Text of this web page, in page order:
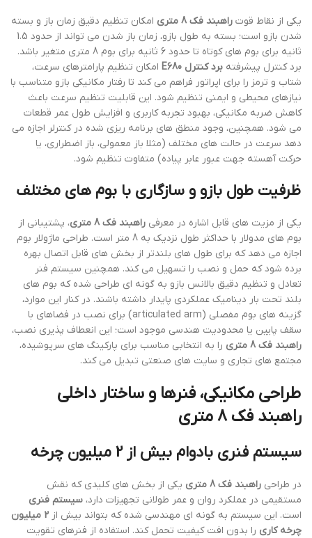
یکی از نقاط قوت راهبند فک 8 متری
امکان تنظیم دقیق زمان باز و بسته
شدن بازو است؛ بسته به طول بازو، زمان باز شدن می تواند از حدود 1.5
ثانیه برای بوم های کوتاه تا حدود 6 ثانیه برای بوم 8 متری متغیر باشد.
برد کنترل پیشرفته برد کنترل E680
امکان تنظیم پارامترهای سرعت،
شتاب و ترمز را برای اپراتور فراهم می کند تا رفتار مکانیکی بازو متناسب با
نیازهای محیطی و ایمنی تنظیم شود. این قابلیت تنظیم سرعت باعث
کاهش ضربه مکانیکی، بهبود تجربه کاربری و افزایش طول عمر قطعات
می شود. همچنین، وجود منطق های برنامه ریزی شده در کنترلر اجازه می
دهد سرعت در حالت های مختلف (مثلا باز معمولی، باز اضطراری، یا
حرکت آهسته جهت عبور عابر پیاده) متفاوت تنظیم شود.
ظرفیت طول بازو و سازگاری با بوم های مختلف
یکی از مزیت های قابل اشاره در معرفی راهبند فک 8 متری
، پشتیبانی از
بوم های مدولار با حداکثر طول نزدیک به 8 متر است. طراحی ماژولار بوم
اجازه می دهد که برای طول های بلندتر از بخش های قابل اتصال بهره
برده شود که حمل و نصب را تسهیل می کند. همچنین سیستم فنر
تعادل و تنظیم دقیق بالانس بازو به گونه ای طراحی شده که بوم های
بلند تحت بار دینامیک عملکردی پایدار داشته باشند. در کنار این موارد،
گزینه های بوم مفصلی (articulated arm) برای نصب در فضاهای با
سقف پایین یا محدودیت هندسی موجود است؛ این انعطاف پذیری نصب،
راهبند فک 8 متری
را به انتخابی مناسب برای پارکینگ های سرپوشیده،
مجتمع های تجاری و سایت های صنعتی تبدیل می کند.
طراحی مکانیکی، فنرها و ساختار داخلی
راهبند فک 8 متری
سیستم فنری بادوام بیش از 2 میلیون چرخه
در طراحی راهبند فک 8 متری
یکی از بخش های کلیدی که نقش
مستقیمی در عملکرد روان و عمر طولانی تجهیزات دارد، سیستم فنری
است. این سیستم به گونه ای مهندسی شده که بتواند بیش از
2 میلیون
چرخه کاری را بدون افت کیفیت تحمل کند. استفاده از فنرهای تقویت